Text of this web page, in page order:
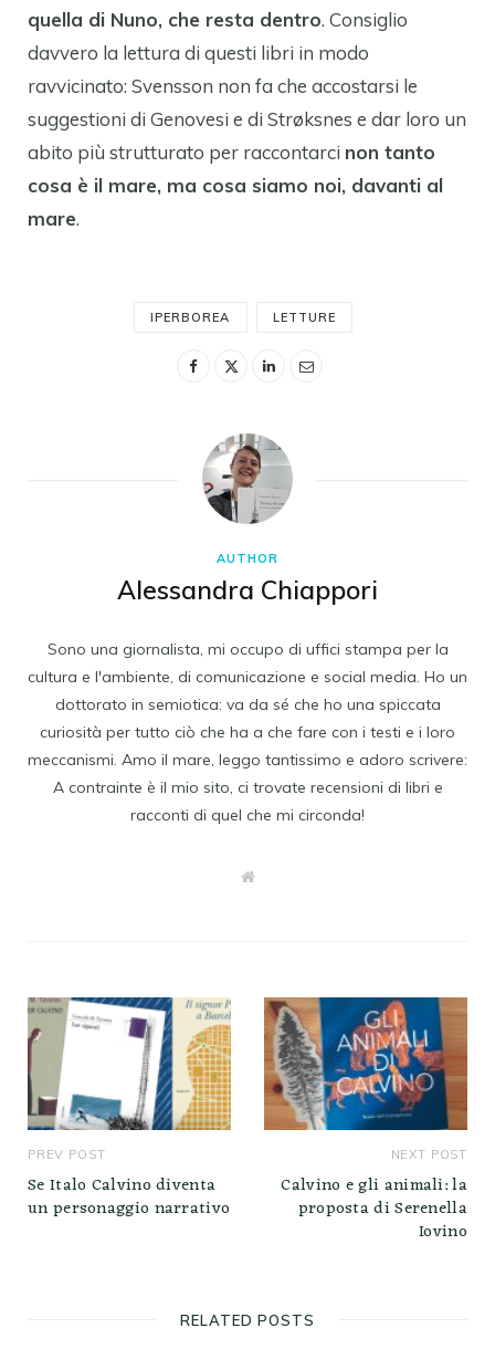
quella di Nuno, che resta dentro. Consiglio
davvero la lettura di questi libri in modo
ravvicinato: Svensson non fa che accostarsi le
suggestioni di Genovesi e di Strøksnes e dar loro un
abito più strutturato per raccontarci non tanto
cosa è il mare, ma cosa siamo noi, davanti al
mare.
IPERBOREA LETTURE
AUTHOR
Alessandra Chiappori
Sono una giornalista, mi occupo di uffici stampa per la
cultura e l'ambiente, di comunicazione e social media. Ho un
dottorato in semiotica: va da sé che ho una spiccata
curiosità per tutto ciò che ha a che fare con i testi e i loro
meccanismi. Amo il mare, leggo tantissimo e adoro scrivere:
A contrainte è il mio sito, ci trovate recensioni di libri e
racconti di quel che mi circonda!
W
PREV POST
Se Italo Calvino diventa
un personaggio narrativo
NEXT POST
Calvino e gli animali: la
proposta di Serenella
Iovino
RELATED POSTS